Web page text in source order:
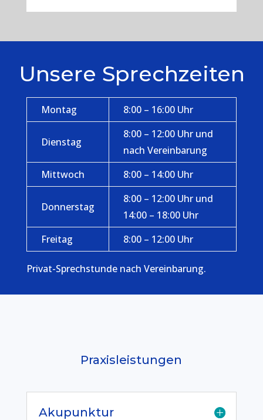
Unsere Sprechzeiten
Montag 8:00 – 16:00 Uhr
Dienstag
8:00 – 12:00 Uhr und
nach Vereinbarung
Mittwoch
8:00 – 14:00 Uhr
Donnerstag
8:00 – 12:00 Uhr und
14:00 – 18:00 Uhr
Freitag
8:00 – 12:00 Uhr
Privat-Sprechstunde nach Vereinbarung.
Praxisleistungen
Akupunktur